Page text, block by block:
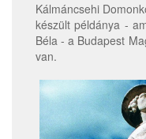
Kálmáncsehi
készült példánya -
Béla - a Budapest
van.